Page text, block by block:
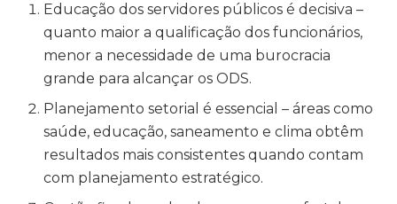
Educação dos servidores públicos é decisiva –
quanto maior a qualificação dos funcionários,
menor a necessidade de uma burocracia
grande para alcançar os ODS.
Planejamento setorial é essencial – áreas como
saúde, educação, saneamento e clima obtêm
resultados mais consistentes quando contam
com planejamento estratégico.